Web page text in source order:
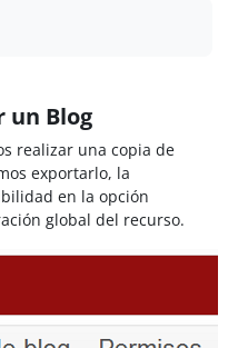
un Blog
realizar una copia de
exportarlo, la
en la opción
global del recurso.